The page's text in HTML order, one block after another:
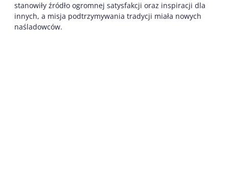
stanowiły źródło ogromnej satysfakcji oraz inspiracji dla
innych, a misja podtrzymywania tradycji miała nowych
naśladowców.